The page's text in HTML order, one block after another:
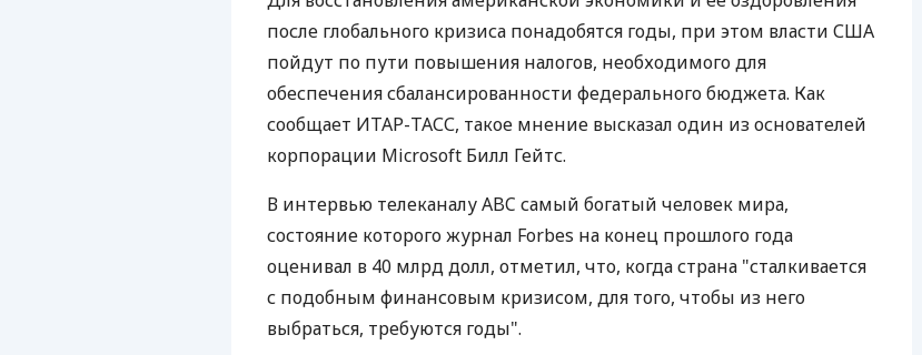
ЕЖЕМЕСЯЧНЫЙ ОБЗОР
КЕШБЭКА
ПУТЕВОДИТЕЛИ ПО
БАНКОВСКИМ КАРТАМ
после глобального кризиса понадобятся годы, при этом власти США
пойдут по пути повышения налогов, необходимого для
обеспечения сбалансированности федерального бюджета. Как
сообщает ИТАР-ТАСС, такое мнение высказал один из основателей
корпорации Microsoft Билл Гейтс.
В интервью телеканалу ABC самый богатый человек мира,
состояние которого журнал Forbes на конец прошлого года
оценивал в 40 млрд долл, отметил, что, когда страна "сталкивается
с подобным финансовым кризисом, для того, чтобы из него
выбраться, требуются годы".